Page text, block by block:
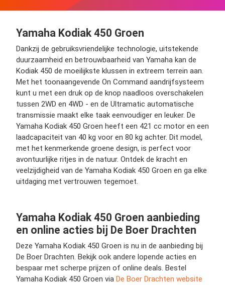
Yamaha Kodiak 450 Groen
Dankzij de gebruiksvriendelijke technologie, uitstekende
duurzaamheid en betrouwbaarheid van Yamaha kan de
Kodiak 450 de moeilijkste klussen in extreem terrein aan.
Met het toonaangevende On Command aandrijfsysteem
kunt u met een druk op de knop naadloos overschakelen
tussen 2WD en 4WD - en de Ultramatic automatische
transmissie maakt elke taak eenvoudiger en leuker. De
Yamaha Kodiak 450 Groen heeft een 421 cc motor en een
laadcapaciteit van 40 kg voor en 80 kg achter. Dit model,
met het kenmerkende groene design, is perfect voor
avontuurlijke ritjes in de natuur. Ontdek de kracht en
veelzijdigheid van de Yamaha Kodiak 450 Groen en ga elke
uitdaging met vertrouwen tegemoet.
Yamaha Kodiak 450 Groen aanbieding
en online acties bij De Boer Drachten
Deze Yamaha Kodiak 450 Groen is nu in de aanbieding bij
De Boer Drachten. Bekijk ook andere lopende acties en
bespaar met scherpe prijzen of online deals. Bestel
Yamaha Kodiak 450 Groen via De Boer Drachten website